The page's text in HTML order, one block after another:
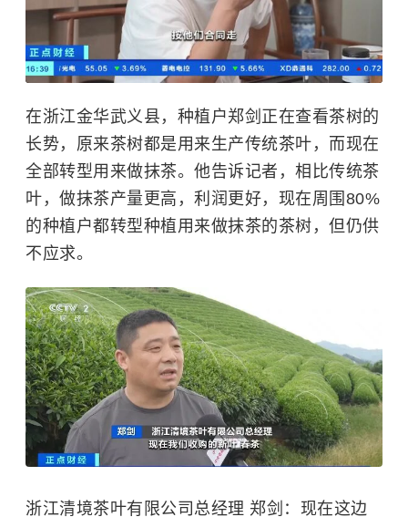
在浙江金华武义县，种植户郑剑正在查看茶树的
长势，原来茶树都是用来生产传统茶叶，而现在
全部转型用来做抹茶。他告诉记者，相比传统茶
叶，做抹茶产量更高，利润更好，现在周围80%
的种植户都转型种植用来做抹茶的茶树，但仍供
不应求。
浙江清境茶叶有限公司总经理 郑剑：现在这边